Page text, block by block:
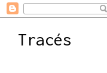
Tracés